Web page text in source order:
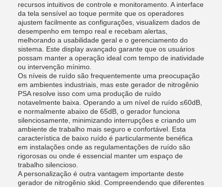
recursos intuitivos de controle e monitoramento. A interface
da tela sensível ao toque permite que os operadores
ajustem facilmente as configurações, visualizem dados de
desempenho em tempo real e recebam alertas,
melhorando a usabilidade geral e o gerenciamento do
sistema. Este display avançado garante que os usuários
possam manter a operação ideal com tempo de inatividade
ou intervenção mínimo.
Os níveis de ruído são frequentemente uma preocupação
em ambientes industriais, mas este gerador de nitrogênio
PSA resolve isso com uma produção de ruído
notavelmente baixa. Operando a um nível de ruído ≤60dB,
e normalmente abaixo de 65dB, o gerador funciona
silenciosamente, minimizando interrupções e criando um
ambiente de trabalho mais seguro e confortável. Esta
característica de baixo ruído é particularmente benéfica
em instalações onde as regulamentações de ruído são
rigorosas ou onde é essencial manter um espaço de
trabalho silencioso.
A personalização é outra vantagem importante deste
gerador de nitrogênio skid. Compreendendo que diferentes